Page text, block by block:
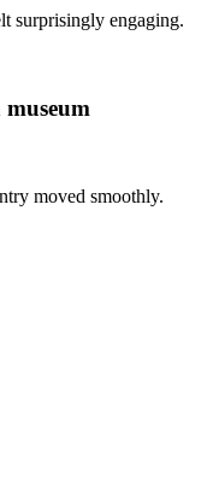
surprisingly engaging.
moved smoothly.